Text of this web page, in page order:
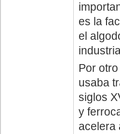
es la
el
Por
usaba
siglos
y
acelera